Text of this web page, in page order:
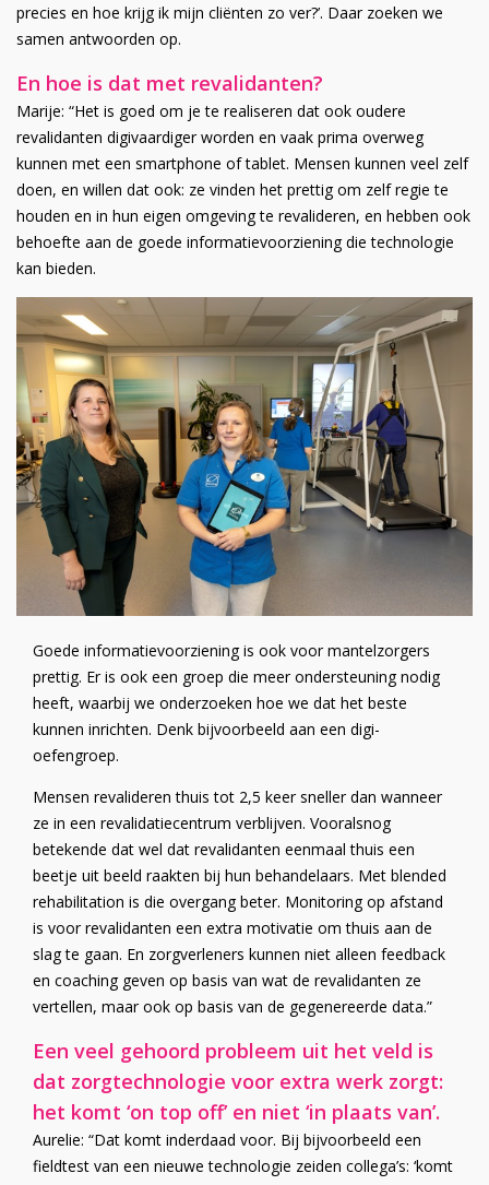
precies en hoe krijg ik mijn cliënten zo ver?’. Daar zoeken we
samen antwoorden op.
En hoe is dat met revalidanten?
Marije: “Het is goed om je te realiseren dat ook oudere
revalidanten digivaardiger worden en vaak prima overweg
kunnen met een smartphone of tablet. Mensen kunnen veel zelf
doen, en willen dat ook: ze vinden het prettig om zelf regie te
houden en in hun eigen omgeving te revalideren, en hebben ook
behoefte aan de goede informatievoorziening die technologie
kan bieden.
Goede informatievoorziening is ook voor mantelzorgers
prettig. Er is ook een groep die meer ondersteuning nodig
heeft, waarbij we onderzoeken hoe we dat het beste
kunnen inrichten. Denk bijvoorbeeld aan een digi-
oefengroep.
Mensen revalideren thuis tot 2,5 keer sneller dan wanneer
ze in een revalidatiecentrum verblijven. Vooralsnog
betekende dat wel dat revalidanten eenmaal thuis een
beetje uit beeld raakten bij hun behandelaars. Met blended
rehabilitation is die overgang beter. Monitoring op afstand
is voor revalidanten een extra motivatie om thuis aan de
slag te gaan. En zorgverleners kunnen niet alleen feedback
en coaching geven op basis van wat de revalidanten ze
vertellen, maar ook op basis van de gegenereerde data.”
Een veel gehoord probleem uit het veld is
dat zorgtechnologie voor extra werk zorgt:
het komt ‘on top off’ en niet ‘in plaats van’.
Aurelie: “Dat komt inderdaad voor. Bij bijvoorbeeld een
fieldtest van een nieuwe technologie zeiden collega’s: ‘komt